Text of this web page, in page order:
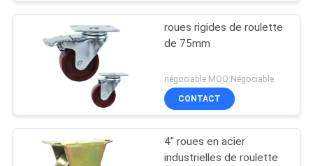
roues rigides de roulette
de 75mm
négociable MOQ:Négociable
CONTACT
4" roues en acier
industrielles de roulette